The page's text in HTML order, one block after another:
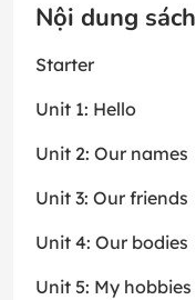
Nội dung sách
Starter
Unit 1: Hello
Unit 2: Our names
Unit 3: Our friends
Unit 4: Our bodies
Unit 5: My hobbies